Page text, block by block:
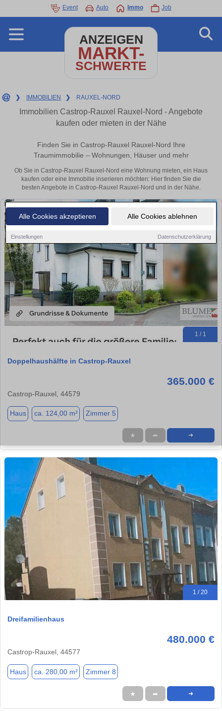
Alle Cookies akzeptieren Alle Cookies ablehnen
Einstellungen Datenschutzerklärung
Event Auto Immo Job
ANZEIGEN
MARKT-
SCHWERTE
❯ IMMOBILIEN ❯ RAUXEL-NORD
Immobilien Castrop-Rauxel Rauxel-Nord - Angebote
kaufen oder mieten in der Nähe
Finden Sie in Castrop-Rauxel Rauxel-Nord Ihre
Traumimmobilie – Wohnungen, Häuser und mehr
Ob Sie in Castrop-Rauxel Rauxel-Nord eine Wohnung mieten, ein Haus
kaufen oder eine Immobilie inserieren möchten: Hier finden Sie die
besten Angebote in Castrop-Rauxel Rauxel-Nord und in der Nähe.
1 / 1
Doppelhaushälfte in Castrop-Rauxel
365.000 €
Castrop-Rauxel, 44579
Haus ca. 124,00 m² Zimmer 5
★ ➦ ➜
1 / 20
Dreifamilienhaus
480.000 €
Castrop-Rauxel, 44577
Haus ca. 280,00 m² Zimmer 8
★ ➦ ➜